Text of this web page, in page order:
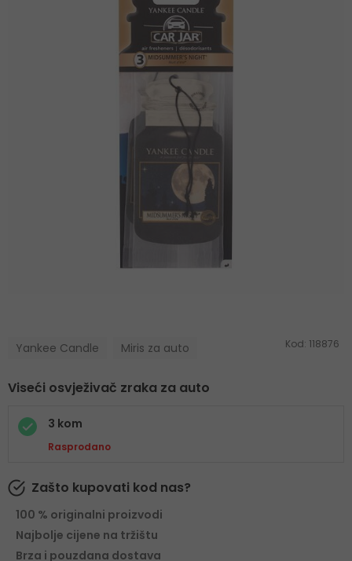
Yankee Candle Miris za auto Kod: 118876
Viseći osvježivač zraka za auto
3 kom
Rasprodano
Zašto kupovati kod nas?
100 % originalni proizvodi
Najbolje cijene na tržištu
Brza i pouzdana dostava